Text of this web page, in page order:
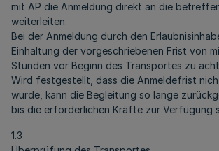
mit AP die Anmeldung direkt an die
weiterleiten.
Bei der Anmeldung durch den
Einhaltung der vorgeschriebenen Frist von
Stunden vor Beginn des Transportes zu
Wird festgestellt, dass die Anmeldefrist
wurde, kann die Begleitung so lange
bis die erforderlichen Kräfte zur Verfügung
1.3